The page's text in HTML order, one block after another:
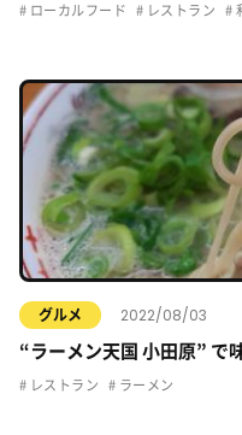
ローカルフード レストラン
グルメ 2022/08/03
“ラーメン天国 小田原” で
レストラン ラーメン